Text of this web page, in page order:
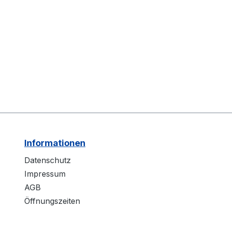
Informationen
Datenschutz
Impressum
AGB
Öffnungszeiten